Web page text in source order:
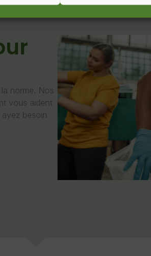
norme. Nos
vous aident
besoin